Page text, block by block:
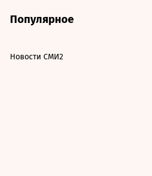
Популярное
Новости СМИ2